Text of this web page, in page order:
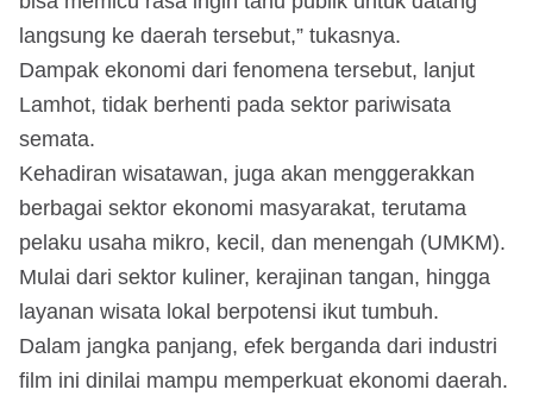
langsung ke daerah tersebut,” tukasnya.
Dampak ekonomi dari fenomena tersebut, lanjut
Lamhot, tidak berhenti pada sektor pariwisata
semata.
Kehadiran wisatawan, juga akan menggerakkan
berbagai sektor ekonomi masyarakat, terutama
pelaku usaha mikro, kecil, dan menengah (UMKM).
Mulai dari sektor kuliner, kerajinan tangan, hingga
layanan wisata lokal berpotensi ikut tumbuh.
Dalam jangka panjang, efek berganda dari industri
film ini dinilai mampu memperkuat ekonomi daerah.